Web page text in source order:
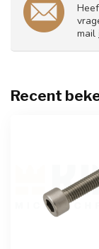
mail
Recent